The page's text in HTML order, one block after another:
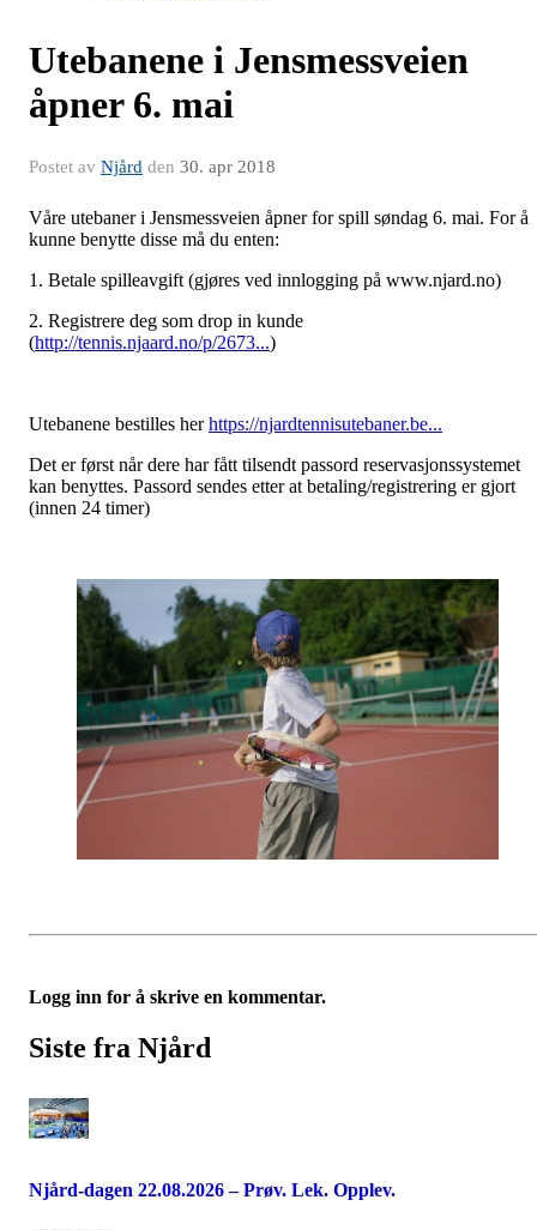
Utebanene i Jensmessveien
åpner 6. mai
Postet av Njård den 30. apr 2018
Våre utebaner i Jensmessveien åpner for spill søndag 6. mai. For å
kunne benytte disse må du enten:
1. Betale spilleavgift (gjøres ved innlogging på www.njard.no)
2. Registrere deg som drop in kunde
(http://tennis.njaard.no/p/2673...)
Utebanene bestilles herhttps://njardtennisutebaner.be...
Det er først når dere har fått tilsendt passord reservasjonssystemet
kan benyttes. Passord sendes etter at betaling/registrering er gjort
(innen 24 timer)
Logg inn for å skrive en kommentar.
Siste fra Njård
Njård-dagen 22.08.2026 – Prøv. Lek. Opplev.